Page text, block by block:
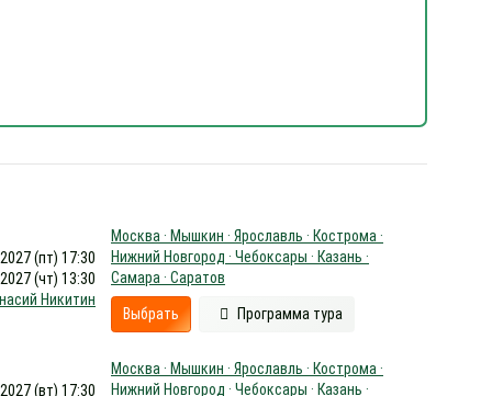
(пт) 17:30
(чт) 13:30
Никитин
Москва · Мышкин · Ярославль · Кострома ·
Нижний Новгород · Чебоксары · Казань ·
Самара · Саратов
Выбрать Программа тура
(вт) 17:30
Москва · Мышкин · Ярославль · Кострома ·
Нижний Новгород · Чебоксары · Казань ·